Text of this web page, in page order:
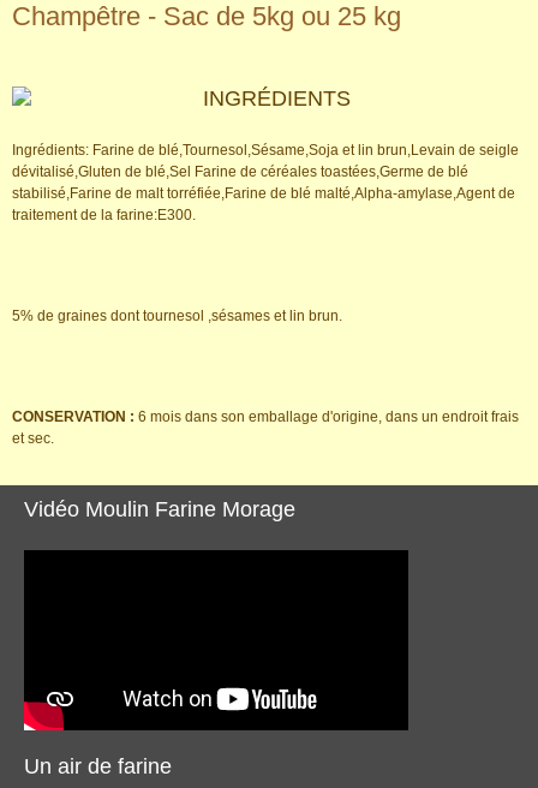
Champêtre - Sac de 5kg ou 25 kg
INGRÉDIENTS
Ingrédients: Farine de blé,Tournesol,Sésame,Soja et lin brun,Levain de seigle
dévitalisé,Gluten de blé,Sel Farine de céréales toastées,Germe de blé
stabilisé,Farine de malt torréfiée,Farine de blé malté,Alpha-amylase,Agent de
traitement de la farine:E300.
5% de graines dont tournesol ,sésames et lin brun.
CONSERVATION : 6 mois dans son emballage d'origine, dans un endroit frais
et sec.
Vidéo Moulin Farine Morage
Un air de farine